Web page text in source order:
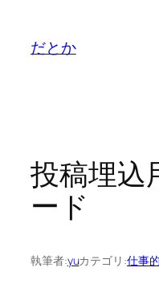
だとか
投稿埋込
ード
執筆者:yuカテゴリ:仕事